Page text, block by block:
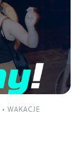
• WAKACJE